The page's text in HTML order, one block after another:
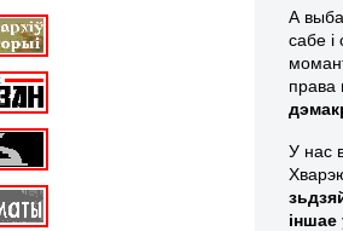
А
сабе
права
У нас
іншае